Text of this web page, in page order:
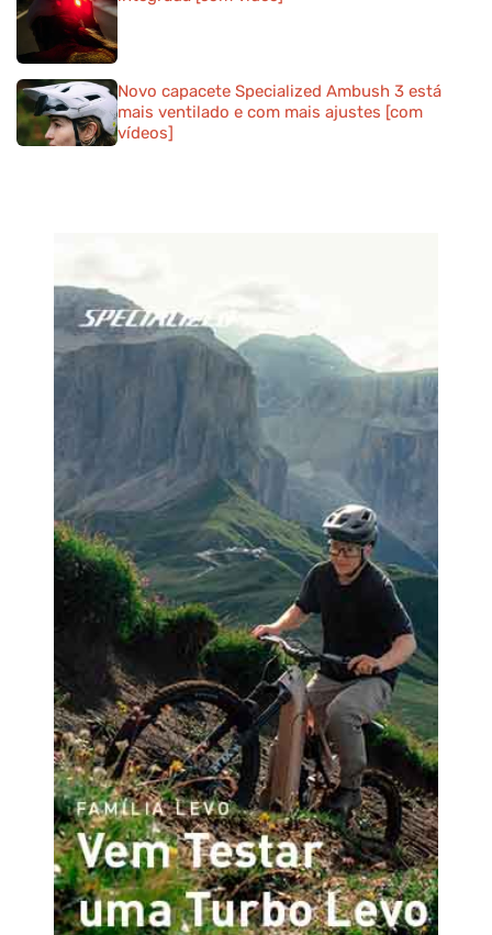
Novo capacete Specialized Ambush 3 está
mais ventilado e com mais ajustes [com
vídeos]